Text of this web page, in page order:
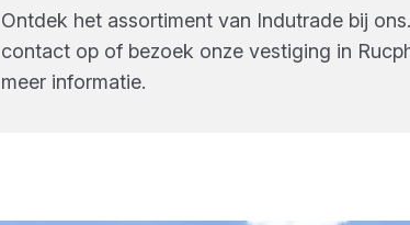
Ontdek het assortiment van Indutrade bij
contact op of bezoek onze vestiging in
meer informatie.